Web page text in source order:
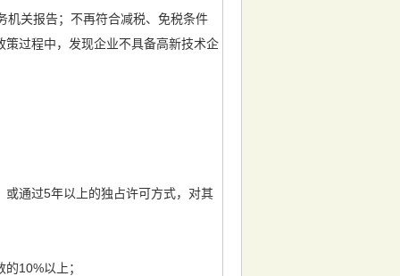
关报告；不再符合减税、免税条件
过程中，发现企业不具备高新技术企
通过5年以上的独占许可方式，对其
10%以上；